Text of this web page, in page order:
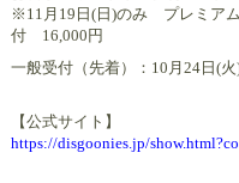
※11月19日(日)のみ プレミア
付 16,000円
一般受付（先着）：10月24日(火
【公式サイト】
https://disgoonies.jp/